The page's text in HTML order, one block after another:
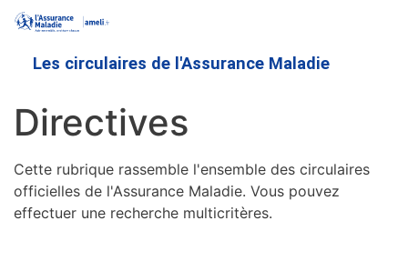
contenu
Les circulaires de l'Assurance Maladie
Directives
Cette rubrique rassemble l'ensemble des circulaires
officielles de l'Assurance Maladie. Vous pouvez
effectuer une recherche multicritères.